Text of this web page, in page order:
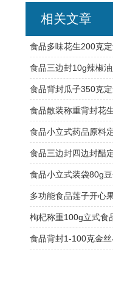
相关文章
食品多味花生200克
食品三边封10g辣椒
食品背封瓜子350克
食品散装称重背封花
食品小立式药品原料
食品三边封四边封醋
食品小立式装袋80g
枸杞称重100g立式食
食品背封1-100克金